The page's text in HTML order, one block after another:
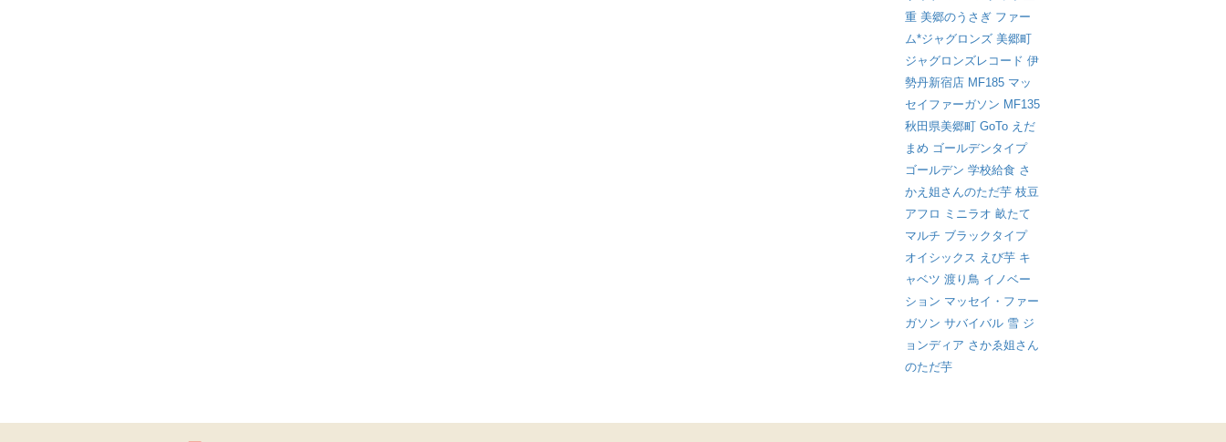
重 美郷のうさぎ ファー
ム*ジャグロンズ 美郷町
ジャグロンズレコード 伊
勢丹新宿店 MF185 マッ
セイファーガソン MF135
秋田県美郷町 GoTo えだ
まめ ゴールデンタイプ
ゴールデン 学校給食 さ
かえ姐さんのただ芋 枝豆
アフロ ミニラオ 畝たて
マルチ ブラックタイプ
オイシックス えび芋 キ
ャベツ 渡り鳥 イノベー
ション マッセイ・ファー
ガソン サバイバル 雪 ジ
ョンディア さかゑ姐さん
のただ芋